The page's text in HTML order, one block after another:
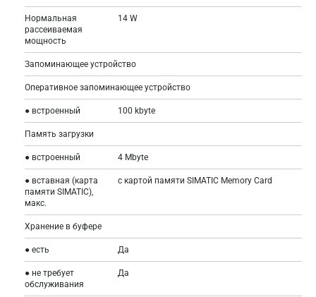
Нормальная
рассеиваемая
мощность
14 W
Запоминающее устройство
Оперативное запоминающее устройство
● встроенный 100 kbyte
Память загрузки
● встроенный 4 Mbyte
● вставная (карта
памяти SIMATIC),
макс.
с картой памяти SIMATIC Memory Card
Хранение в буфере
● есть Да
● не требует
обслуживания
Да